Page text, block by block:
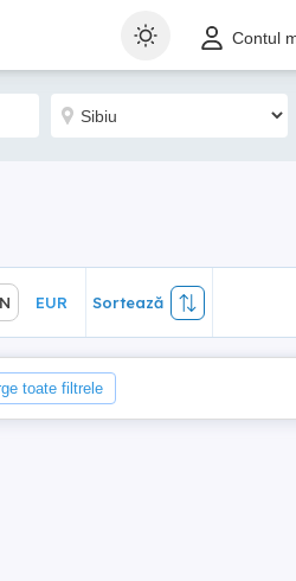
Contul
Sortează
EUR Sortează
toate filtrele